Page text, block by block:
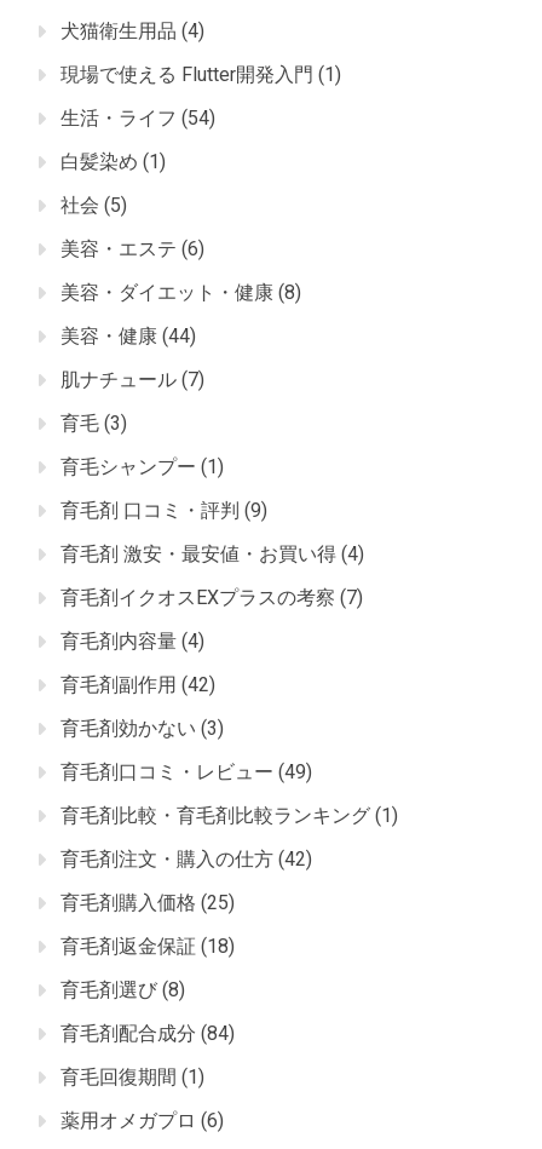
犬猫衛生用品 (4)
現場で使える Flutter開発入門 (1)
生活・ライフ (54)
白髪染め (1)
社会 (5)
美容・エステ (6)
美容・ダイエット・健康 (8)
美容・健康 (44)
肌ナチュール (7)
育毛 (3)
育毛シャンプー (1)
育毛剤 口コミ・評判 (9)
育毛剤 激安・最安値・お買い得 (4)
育毛剤イクオスEXプラスの考察 (7)
育毛剤内容量 (4)
育毛剤副作用 (42)
育毛剤効かない (3)
育毛剤口コミ・レビュー (49)
育毛剤比較・育毛剤比較ランキング (1)
育毛剤注文・購入の仕方 (42)
育毛剤購入価格 (25)
育毛剤返金保証 (18)
育毛剤選び (8)
育毛剤配合成分 (84)
育毛回復期間 (1)
薬用オメガプロ (6)